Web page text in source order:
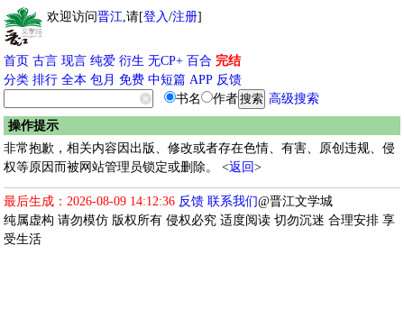
欢迎访问晋江,请[登入/注册]
首页 古言 现言 纯爱 衍生 无CP+ 百合 完结
分类 排行 全本 包月 免费 中短篇 APP 反馈
书名
作者
高级搜索
操作提示
非常抱歉，相关内容因出版、修改或者存在色情、有害、原创违规、侵
权等原因而被网站管理员锁定或删除。 <返回>
最后生成：2026-08-09 14:12:36 反馈 联系我们@晋江文学城
纯属虚构 请勿模仿 版权所有 侵权必究 适度阅读 切勿沉迷 合理安排 享
受生活